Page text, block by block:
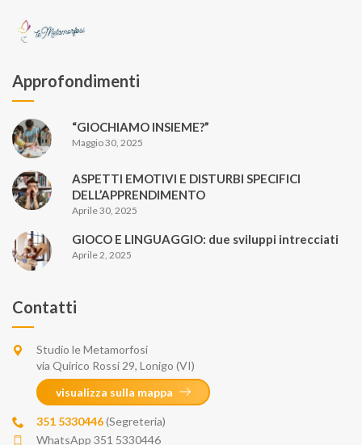
Approfondimenti
“GIOCHIAMO INSIEME?”
Maggio 30, 2025
ASPETTI EMOTIVI E DISTURBI SPECIFICI
DELL’APPRENDIMENTO
Aprile 30, 2025
GIOCO E LINGUAGGIO: due sviluppi intrecciati
Aprile 2, 2025
Contatti
Studio le Metamorfosi
via Quirico Rossi 29, Lonigo (VI)
visualizza sulla mappa
351 5330446(Segreteria)
WhatsApp 351 5330446